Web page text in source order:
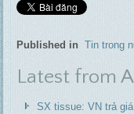
Published in Tin trong
Latest from
SX tissue: VN trả